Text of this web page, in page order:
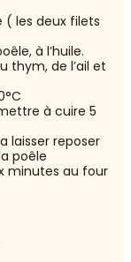
( les deux filets
à l’huile.
thym, de l’ail et
à cuire 5
laisser reposer
poêle
minutes au four